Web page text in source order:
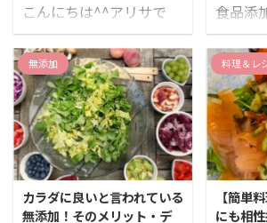
こんにちは^^アリサで
す！ 鶏肉はダイエット中
によく食べますが、茹で
るだけだと美味しく食べ
れないので、私は美味し
く調理します！ 美しく痩
せるためには、美しい料
理を食べて健康的に行い
ましょう
— ALISA
(@IBLP_ALISA) July 2,
食品添
料・甘
料など
たは食
目的で
方法に
ものの
保存料
の原因
殖を
無添加
カラダに良いと言われている
無添加！そのメリット・デ
料理＆レ
【簡単
にも相